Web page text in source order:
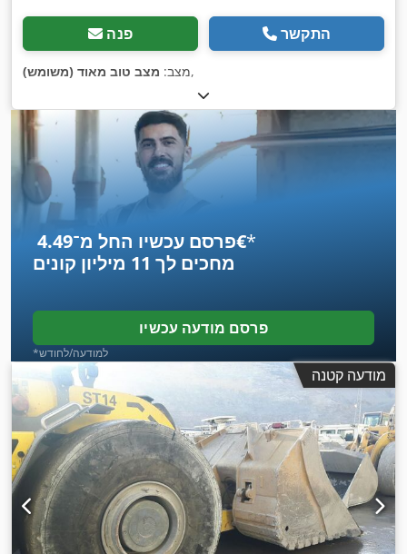
פנה התקשר
מצב: מצב טוב מאוד (משומש) ,
פרסם עכשיו החל מ־‏4.49 ‏€*
מחכים לך 11 מיליון קונים
פרסם מודעה עכשיו
*למודעה/לחודש
מודעה קטנה